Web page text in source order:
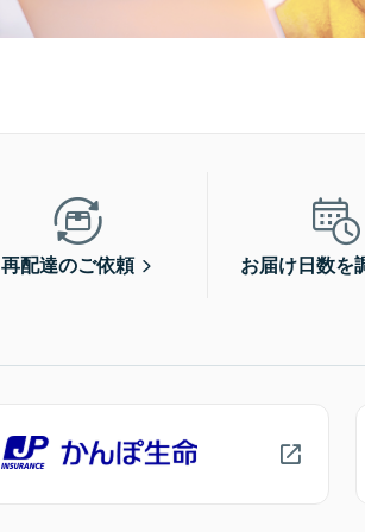
再配達のご依頼 お届け日数を